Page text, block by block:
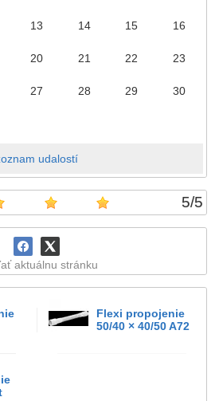
13 14 15 16
20 21 22 23
27 28 29 30
udalostí
5/5
aktuálnu stránku
Flexi propojenie
50/40 × 40/50 A72